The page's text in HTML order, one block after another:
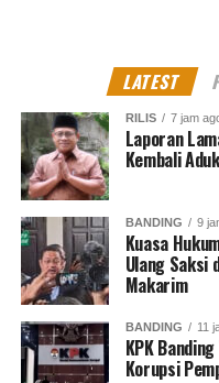
terpidana mantan
Karen Kardinah alias
Para tersangka dijerat
Pasal 3 Undang-Undang
Kritik saran kami
konten kami.
Channel YouTube,
LATEST
RILIS 7 jam
Laporan
Kembali
BANDING 9
Kuasa
Ulang Saksi
Makarim
BANDING 11
KPK
Korupsi